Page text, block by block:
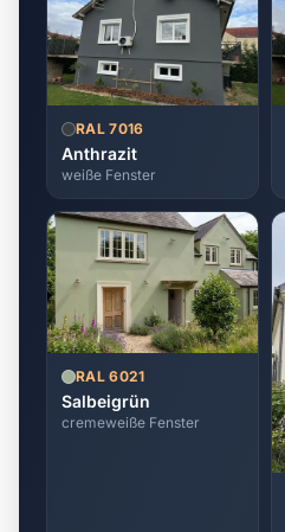
RAL 7016
Anthrazit
weiße Fenster
RAL 6021
Salbeigrün
cremeweiße Fenster